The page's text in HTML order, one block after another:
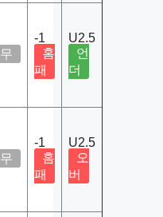
무
-1
홈
패
U2.5
언
더
무
-1
홈
패
U2.5
오
버